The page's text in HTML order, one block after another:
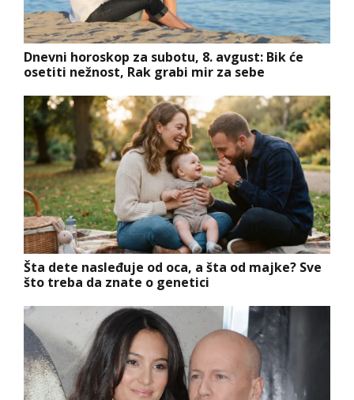
Dnevni horoskop za subotu, 8. avgust: Bik će
osetiti nežnost, Rak grabi mir za sebe
Šta dete nasleđuje od oca, a šta od majke? Sve
što treba da znate o genetici